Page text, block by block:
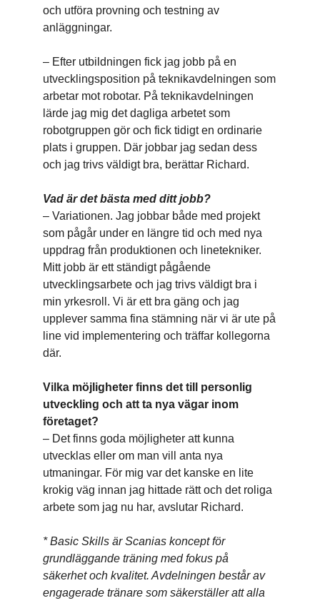
och utföra provning och testning av
anläggningar.
– Efter utbildningen fick jag jobb på en
utvecklingsposition på teknikavdelningen som
arbetar mot robotar. På teknikavdelningen
lärde jag mig det dagliga arbetet som
robotgruppen gör och fick tidigt en ordinarie
plats i gruppen. Där jobbar jag sedan dess
och jag trivs väldigt bra, berättar Richard.
Vad är det bästa med ditt jobb?
– Variationen. Jag jobbar både med projekt
som pågår under en längre tid och med nya
uppdrag från produktionen och linetekniker.
Mitt jobb är ett ständigt pågående
utvecklingsarbete och jag trivs väldigt bra i
min yrkesroll. Vi är ett bra gäng och jag
upplever samma fina stämning när vi är ute på
line vid implementering och träffar kollegorna
där.
Vilka möjligheter finns det till personlig
utveckling och att ta nya vägar inom
företaget?
– Det finns goda möjligheter att kunna
utvecklas eller om man vill anta nya
utmaningar. För mig var det kanske en lite
krokig väg innan jag hittade rätt och det roliga
arbete som jag nu har, avslutar Richard.
* Basic Skills är Scanias koncept för
grundläggande träning med fokus på
säkerhet och kvalitet. Avdelningen består av
engagerade tränare som säkerställer att alla